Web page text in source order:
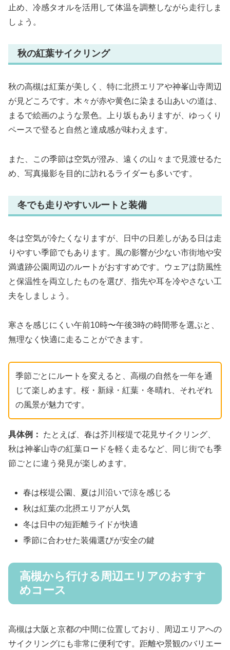
止め、冷感タオルを活用して体温を調整しながら走行しま
しょう。
秋の紅葉サイクリング
秋の高槻は紅葉が美しく、特に北摂エリアや神峯山寺周辺
が見どころです。木々が赤や黄色に染まる山あいの道は、
まるで絵画のような景色。上り坂もありますが、ゆっくり
ペースで登ると自然と達成感が味わえます。
また、この季節は空気が澄み、遠くの山々まで見渡せるた
め、写真撮影を目的に訪れるライダーも多いです。
冬でも走りやすいルートと装備
冬は空気が冷たくなりますが、日中の日差しがある日は走
りやすい季節でもあります。風の影響が少ない市街地や安
満遺跡公園周辺のルートがおすすめです。ウェアは防風性
と保温性を両立したものを選び、指先や耳を冷やさない工
夫をしましょう。
寒さを感じにくい午前10時〜午後3時の時間帯を選ぶと、
無理なく快適に走ることができます。
季節ごとにルートを変えると、高槻の自然を一年を通
じて楽しめます。桜・新緑・紅葉・冬晴れ、それぞれ
の風景が魅力です。
具体例：
たとえば、春は芥川桜堤で花見サイクリング、
秋は神峯山寺の紅葉ロードを軽く走るなど、同じ街でも季
節ごとに違う発見が楽しめます。
春は桜堤公園、夏は川沿いで涼を感じる
秋は紅葉の北摂エリアが人気
冬は日中の短距離ライドが快適
季節に合わせた装備選びが安全の鍵
高槻から行ける周辺エリアのおすす
めコース
高槻は大阪と京都の中間に位置しており、周辺エリアへの
サイクリングにも非常に便利です。距離や景観のバリエー